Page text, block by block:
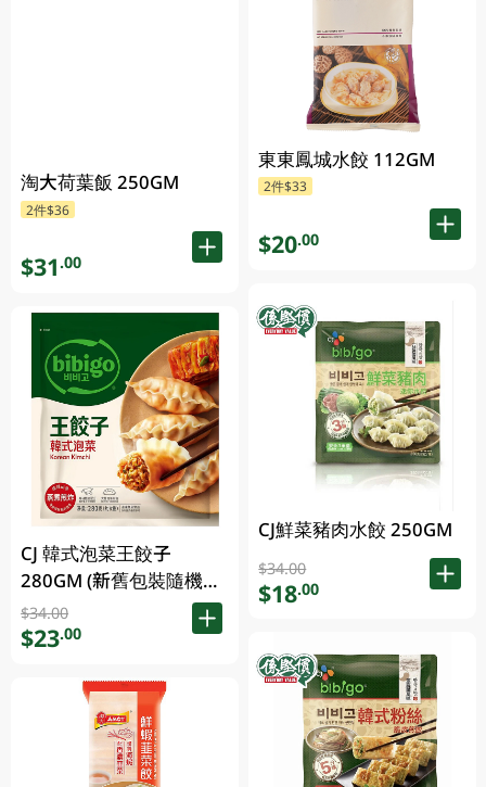
淘大荷葉飯 250GM
2件$36
$31.00
CJ 韓式泡菜王餃子
280GM (新舊包裝隨機發
貨)
$34.00
$23.00
東東鳳城水餃 112GM
2件$33
$20.00
CJ鮮菜豬肉水餃 250GM
$34.00
$18.00